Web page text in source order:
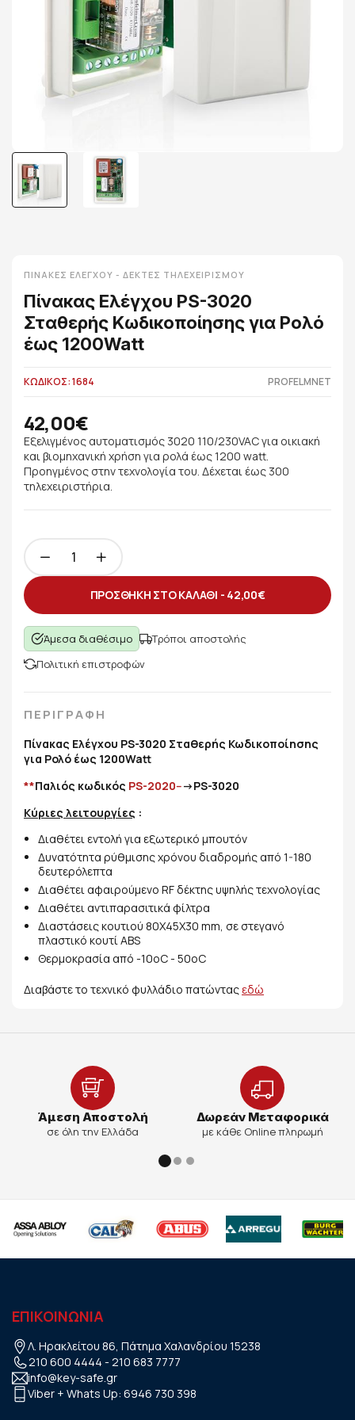
ΠΊΝΑΚΕΣ ΕΛΈΓΧΟΥ - ΔΈΚΤΕΣ ΤΗΛΕΧΕΙΡΙΣΜΟΎ
Πίνακας Ελέγχου PS-3020
Σταθερής Κωδικοποίησης για Ρολό
έως 1200Watt
ΚΩΔΙΚΟΣ: 1684 PROFELMNET
42,00€
Εξελιγμένος αυτοματισμός 3020 110/230VAC για οικιακή
και βιομηχανική χρήση για ρολά έως 1200 watt.
Προηγμένος στην τεχνολογία του. Δέχεται έως 300
τηλεχειριστήρια.
ΠΡΟΣΘΗΚΗ ΣΤΟ ΚΑΛΑΘΙ - 42,00€
Άμεσα διαθέσιμο
Τρόποι αποστολής
Πολιτική επιστροφών
ΠΕΡΙΓΡΑΦΗ
Πίνακας Ελέγχου PS-3020 Σταθερής Κωδικοποίησης
για Ρολό έως 1200Watt
**Παλιός κωδικός PS-2020--->PS-3020
Κύριες λειτουργίες :
Διαθέτει εντολή για εξωτερικό μπουτόν
Δυνατότητα ρύθμισης χρόνου διαδρομής από 1-180
δευτερόλεπτα
Διαθέτει αφαιρούμενο RF δέκτης υψηλής τεχνολογίας
Διαθέτει αντιπαρασιτικά φίλτρα
Διαστάσεις κουτιού 80Χ45Χ30 mm, σε στεγανό
πλαστικό κουτί ABS
Θερμοκρασία από -10oC - 50oC
Διαβάστε το τεχνικό φυλλάδιο πατώνταςεδώ
Άμεση Αποστολή
σε όλη την Ελλάδα
Δωρεάν Μεταφορικά
με κάθε Online πληρωμή
ΕΠΙΚΟΙΝΩΝΙΑ
Λ. Ηρακλείτου 86, Πάτημα Χαλανδρίου 15238
210 600 4444 - 210 683 7777
info@key-safe.gr
Viber + Whats Up: 6946 730 398